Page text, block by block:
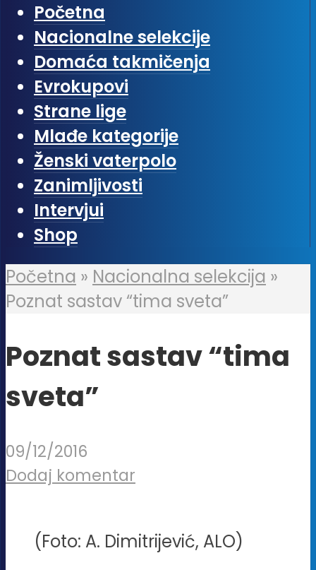
Početna
Nacionalne selekcije
Domaća takmičenja
Evrokupovi
Strane lige
Mlađe kategorije
Ženski vaterpolo
Zanimljivosti
Intervjui
Shop
Početna » Nacionalna selekcija »
Poznat sastav “tima sveta”
Poznat sastav “tima
sveta”
09/12/2016
Dodaj komentar
(Foto: A. Dimitrijević, ALO)